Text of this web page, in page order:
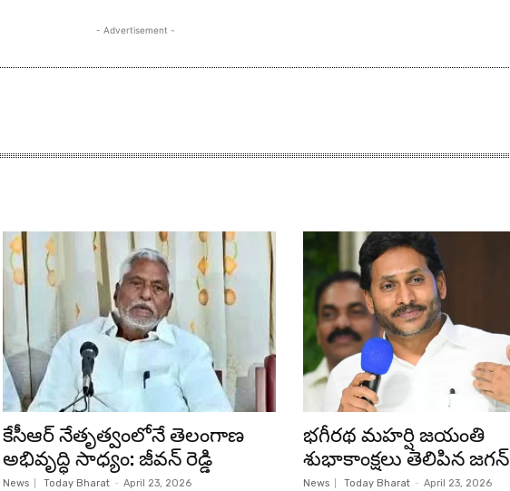
- Advertisement -
కేసీఆర్ నేతృత్వంలోనే తెలంగాణ
అభివృద్ధి సాధ్యం: జీవన్ రెడ్డి
News Today Bharat - April 23, 2026
భగీరథ మహర్షి జయంతి
శుభాకాంక్షలు తెలిపిన జగన్‌
News Today Bharat - April 23, 2026